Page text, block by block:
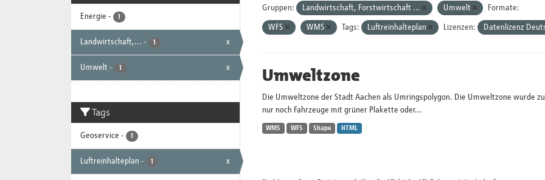
Energie - 1
Landwirtschaft,... - 1 x
Umwelt - 1 x
Tags
Geoservice - 1
Luftreinhalteplan - 1 x
Gruppen: Landwirtschaft, Forstwirtschaft ... Umwelt Formate:
WFS WMS Tags: Luftreinhalteplan Lizenzen: Datenlizenz
Umweltzone
Die Umweltzone der Stadt Aachen als Umringspolygon. Die Umweltzone wurde
nur noch Fahrzeuge mit grüner Plakette oder...
WMS WFS Shape HTML